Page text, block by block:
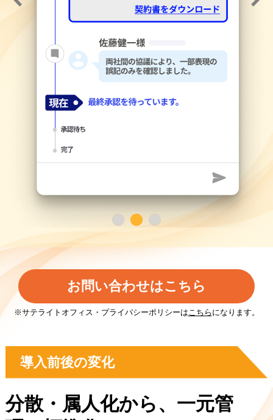
お問い合わせはこちら
※サテライトオフィス・プライバシーポリシーは こちら になります。
導入前後の変化
分散・属人化から、一元管